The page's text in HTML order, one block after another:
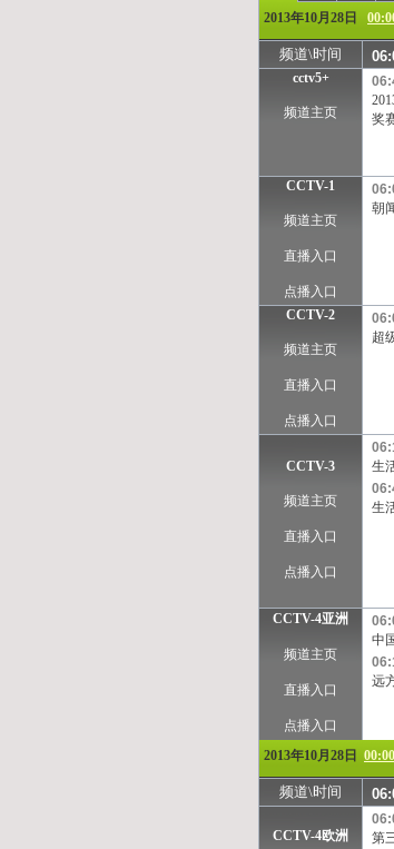
女性时尚
央视文化精品
孕育指南
CCTV-气象
江苏卫视
陕西卫视
甘肃卫视
凤凰中文台
TVB-星河
2013年10月28日
频道\时间
cctv5+
频道主页
奖
CCTV-1
频道主页
直播入口
点播入口
朝
CCTV-2
频道主页
直播入口
点播入口
超
CCTV-3
频道主页
直播入口
点播入口
生
生
CCTV-4亚洲
频道主页
直播入口
点播入口
中
远
2013年10月28日
频道\时间
CCTV-4欧洲
第